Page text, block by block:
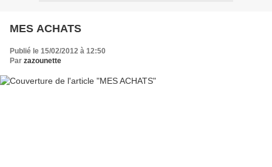
MES ACHATS
Publié le 15/02/2012 à 12:50
Par zazounette